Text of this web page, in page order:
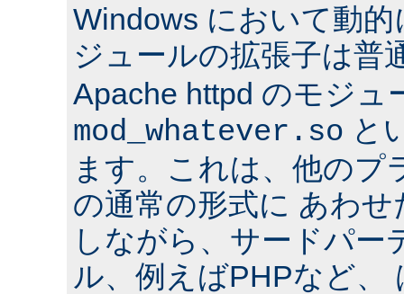
Windows において動
ジュールの拡張子は普
Apache httpd のモジュ
mod_whatever.so と
ます。これは、他のプ
の通常の形式に あわ
しながら、サードパー
ル、例えばPHPなど、